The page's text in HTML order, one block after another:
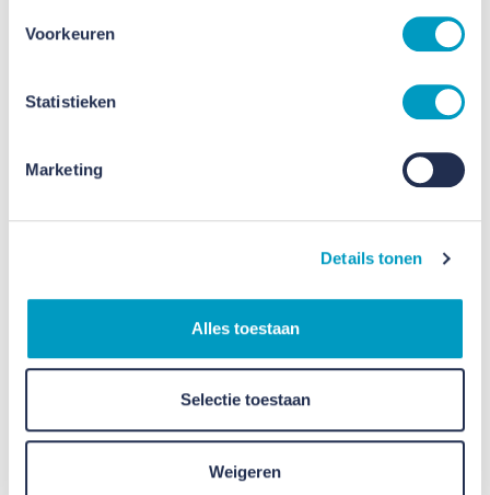
Voorkeuren
Statistieken
Marketing
Details tonen
Alles toestaan
Selectie toestaan
Weigeren
met onze partner VB Bouw een heerlijke
chocoladeattentie bij alle direct omwonenden
afgegeven. Immers fijn wonen gaat verder dan